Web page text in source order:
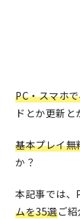
PC・スマホ
ドとか更新
基本プレイ無
か？
本記事では、
ムを35選ご紹